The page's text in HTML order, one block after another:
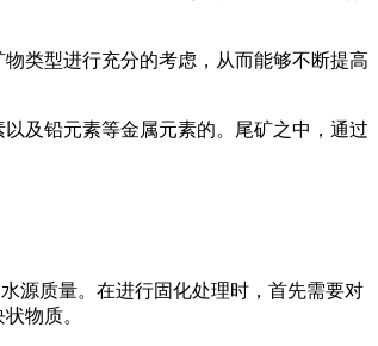
类型进行充分的考虑，从而能够不断提高
及铅元素等金属元素的。尾矿之中，通过
源质量。在进行固化处理时，首先需要对
物质。